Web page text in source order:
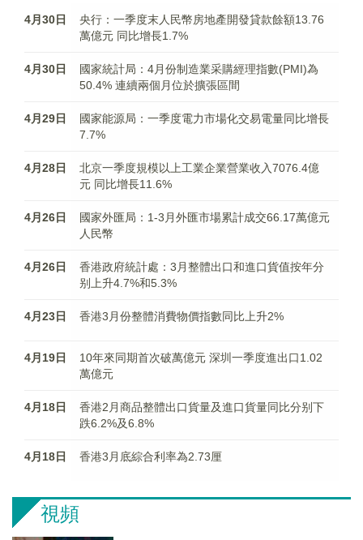
4月30日
央行：一季度末人民幣房地產開發貸款餘額13.76
萬億元 同比增長1.7%
4月30日
國家統計局：4月份制造業采購經理指數(PMI)為
50.4% 連續兩個月位於擴張區間
4月29日
國家能源局：一季度電力市場化交易電量同比增長
7.7%
4月28日
北京一季度規模以上工業企業營業收入7076.4億
元 同比增長11.6%
4月26日
國家外匯局：1-3月外匯市場累計成交66.17萬億元
人民幣
4月26日
香港政府統計處：3月整體出口和進口貨值按年分
别上升4.7%和5.3%
4月23日 香港3月份整體消費物價指數同比上升2%
4月19日
10年來同期首次破萬億元 深圳一季度進出口1.02
萬億元
4月18日
香港2月商品整體出口貨量及進口貨量同比分别下
跌6.2%及6.8%
4月18日 香港3月底綜合利率為2.73厘
視頻